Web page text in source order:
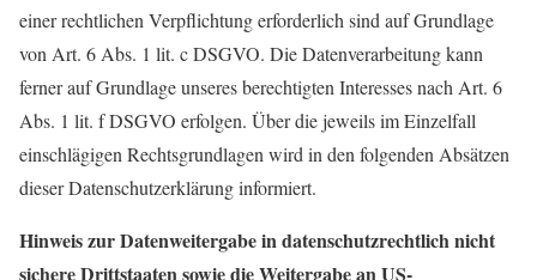
einer rechtlichen Verpflichtung erforderlich sind auf Grundlage
von Art. 6 Abs. 1 lit. c DSGVO. Die Datenverarbeitung kann
ferner auf Grundlage unseres berechtigten Interesses nach Art. 6
Abs. 1 lit. f DSGVO erfolgen. Über die jeweils im Einzelfall
einschlägigen Rechtsgrundlagen wird in den folgenden Absätzen
dieser Datenschutzerklärung informiert.
Hinweis zur Datenweitergabe in datenschutzrechtlich nicht
sichere Drittstaaten sowie die Weitergabe an US-